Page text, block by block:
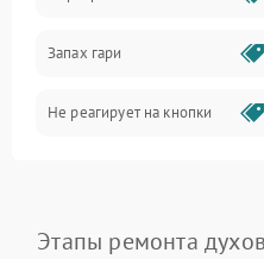
Запах гари
Не реагирует на кнопки
Этапы ремонта